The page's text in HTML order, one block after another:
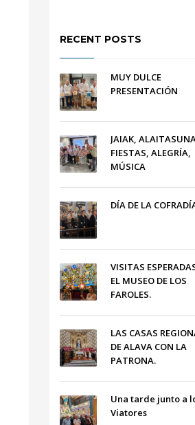
RECENT POSTS
MUY DULCE
PRESENTACIÓN
JAIAK,
FIESTAS, ALEGRÍA,
MÚSICA
DÍA DE LA
VISITAS
EL MUSEO DE LOS
FAROLES.
LAS CASAS
DE ALAVA CON LA
PATRONA.
Una tarde junto a
Viatores